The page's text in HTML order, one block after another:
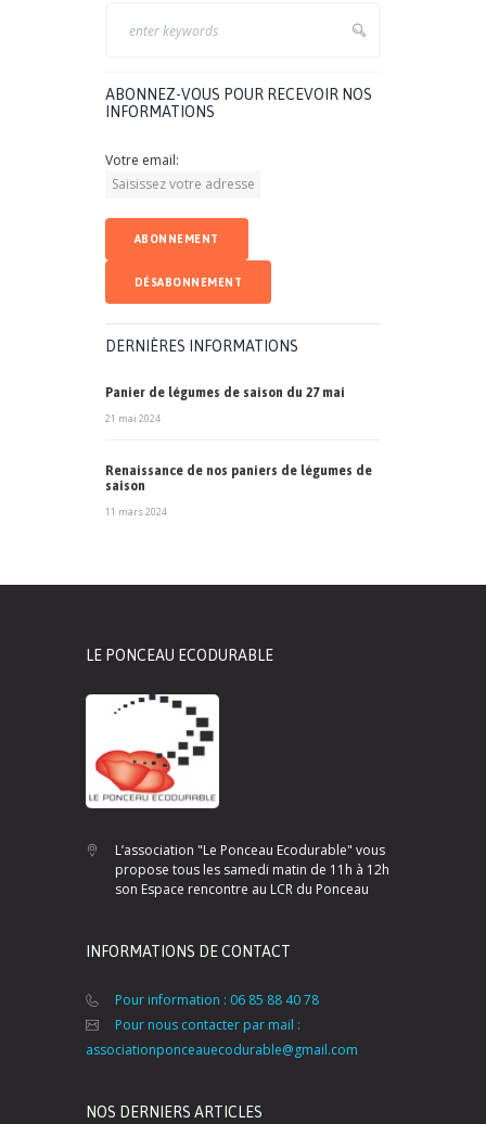
ABONNEZ-VOUS POUR RECEVOIR NOS
INFORMATIONS
Votre email:
DERNIÈRES INFORMATIONS
Panier de légumes de saison du 27 mai
21 mai 2024
Renaissance de nos paniers de légumes de
saison
11 mars 2024
LE PONCEAU ECODURABLE
L’association "Le Ponceau Ecodurable" vous
propose tous les samedi matin de 11h à 12h
son Espace rencontre au LCR du Ponceau
INFORMATIONS DE CONTACT
Pour information : 06 85 88 40 78
Pour nous contacter par mail :
associationponceauecodurable@gmail.com
NOS DERNIERS ARTICLES